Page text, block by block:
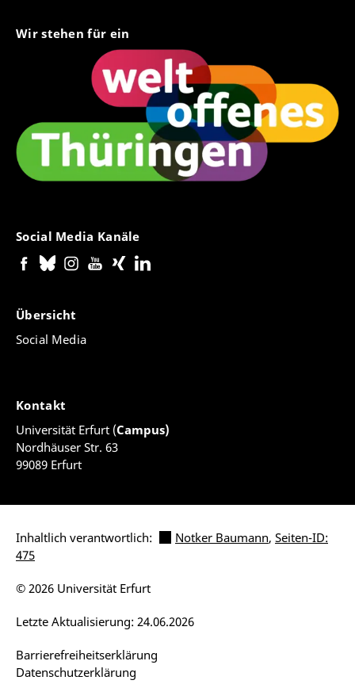
Wir stehen für ein
Social Media Kanäle
Übersicht
Social Media
Kontakt
Universität Erfurt (Campus)
Nordhäuser Str. 63
99089 Erfurt
Inhaltlich verantwortlich: Notker Baumann, Seiten-ID:
475
Barrierefreiheitserklärung
Datenschutzerklärung
Letzte Aktualisierung: 24.06.2026
© 2026 Universität Erfurt